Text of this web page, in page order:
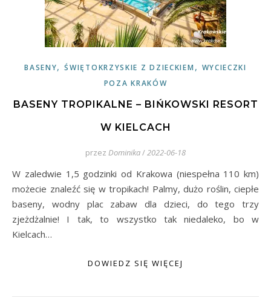
BASENY,ŚWIĘTOKRZYSKIE Z DZIECKIEM , WYCIECZKI
POZA KRAKÓW
BASENY TROPIKALNE – BIŃKOWSKI RESORT
W KIELCACH
przez Dominika/2022-06-18
W zaledwie 1,5 godzinki od Krakowa (niespełna 110 km)
możecie znaleźć się w tropikach! Palmy, dużo roślin, ciepłe
baseny, wodny plac zabaw dla dzieci, do tego trzy
zjeżdżalnie! I tak, to wszystko tak niedaleko, bo w
Kielcach…
DOWIEDZ SIĘ WIĘCEJ